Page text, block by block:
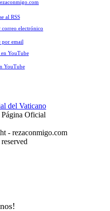
al RSS
por email
YouTube
Página Oficial
- rezaconmigo.com